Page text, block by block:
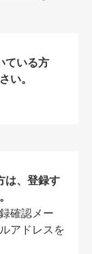
ている方
い。
は、登録す
確認メー
アドレスを